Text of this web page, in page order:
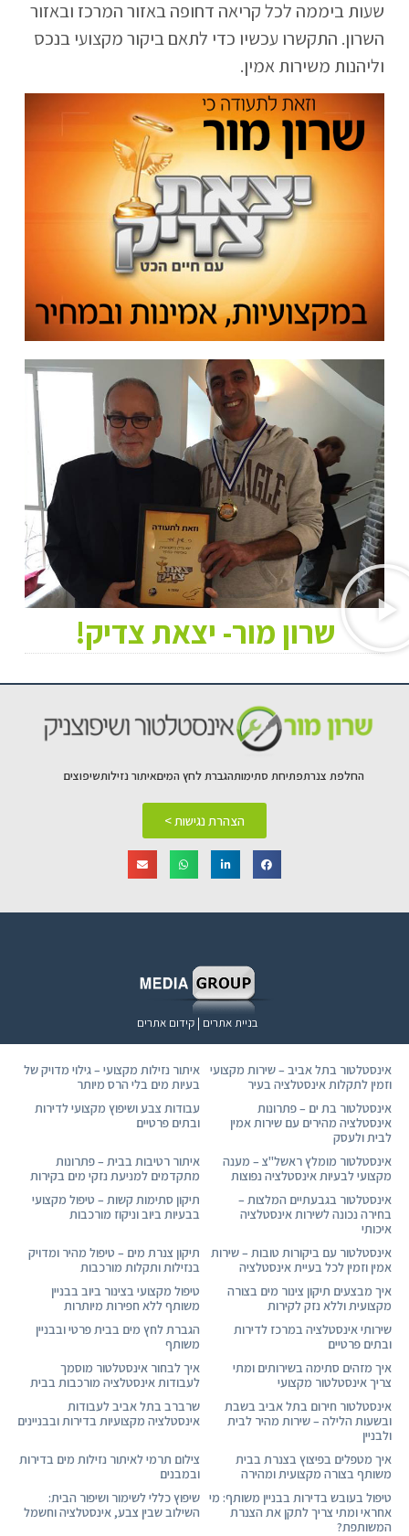
שעות ביממה לכל קריאה דחופה באזור המרכז ובאזור
השרון. התקשרו עכשיו כדי לתאם ביקור מקצועי בנכס
וליהנות משירות אמין.
שרון מור- יצאת צדיק!
החלפת צנרתפתיחת סתימותהגברת לחץ המיםאיתור נזילותשיפוצים
הצהרת נגישות >
בניית אתרים | קידום אתרים
אינסטלטור בתל אביב – שירות מקצועי
וזמין לתקלות אינסטלציה בעיר
איתור נזילות מקצועי – גילוי מדויק של
בעיות מים בלי הרס מיותר
אינסטלטור בת ים – פתרונות
אינסטלציה מהירים עם שירות אמין
לבית ולעסק
עבודות צבע ושיפוץ מקצועי לדירות
ובתים פרטיים
אינסטלטור מומלץ ראשל"צ – מענה
מקצועי לבעיות אינסטלציה נפוצות
איתור רטיבות בבית – פתרונות
מתקדמים למניעת נזקי מים בקירות
אינסטלטור בגבעתיים המלצות –
בחירה נכונה לשירות אינסטלציה
איכותי
תיקון סתימות קשות – טיפול מקצועי
בבעיות ביוב וניקוז מורכבות
אינסטלטור עם ביקורות טובות – שירות
אמין וזמין לכל בעיית אינסטלציה
תיקון צנרת מים – טיפול מהיר ומדויק
בנזילות ותקלות מורכבות
איך מבצעים תיקון צינור מים בצורה
מקצועית וללא נזק לקירות
טיפול מקצועי בצינור ביוב בבניין
משותף ללא חפירות מיותרות
שירותי אינסטלציה במרכז לדירות
ובתים פרטיים
הגברת לחץ מים בבית פרטי ובבניין
משותף
איך מזהים סתימה בשירותים ומתי
צריך אינסטלטור מקצועי
איך לבחור אינסטלטור מוסמך
לעבודות אינסטלציה מורכבות בבית
אינסטלטור חירום בתל אביב בשבת
ובשעות הלילה – שירות מהיר לבית
ולבניין
שרברב בתל אביב לעבודות
אינסטלציה מקצועיות בדירות ובבניינים
איך מטפלים בפיצוץ בצנרת בבית
משותף בצורה מקצועית ומהירה
צילום תרמי לאיתור נזילות מים בדירות
ובמבנים
טיפול בעובש בדירות בבניין משותף: מי
אחראי ומתי צריך לתקן את הצנרת
המשותפת?
שיפוץ כללי לשימור ושיפור הבית:
השילוב שבין צבע, אינסטלציה וחשמל